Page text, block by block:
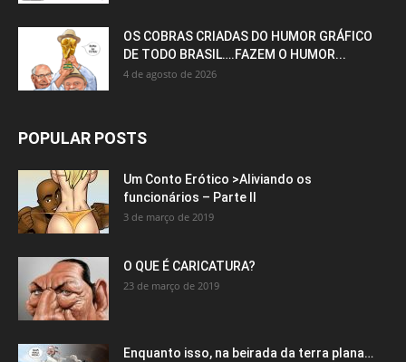
OS COBRAS CRIADAS DO HUMOR GRÁFICO
DE TODO BRASIL….FAZEM O HUMOR...
4 de agosto de 2026
POPULAR POSTS
Um Conto Erótico >Aliviando os
funcionários – Parte II
3 de março de 2019
O QUE É CARICATURA?
23 de março de 2019
Enquanto isso, na beirada da terra plana…